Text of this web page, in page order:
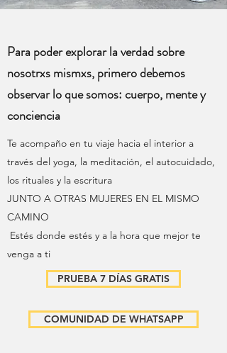
Para poder explorar la verdad sobre
nosotrxs mismxs, primero debemos
observar lo que somos: cuerpo, mente y
conciencia
Te acompaño en tu viaje hacia el interior a
través del yoga, la meditación, el autocuidado,
los rituales y la escritura
JUNTO A OTRAS MUJERES EN EL MISMO
CAMINO
Estés donde estés y a la hora que mejor te
venga a ti
PRUEBA 7 DÍAS GRATIS
COMUNIDAD DE WHATSAPP